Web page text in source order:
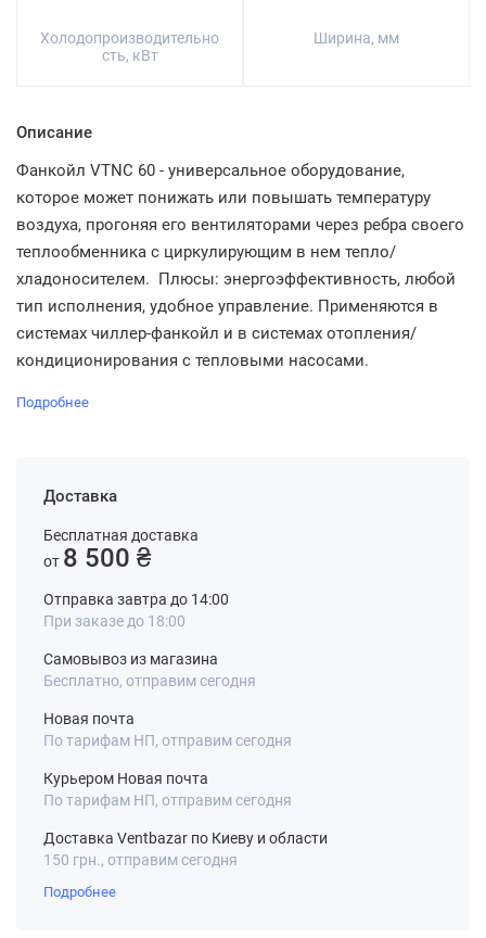
Холодопроизводительно
сть, кВт
Ширина, мм
Описание
Фанкойл VTNC 60 - универсальное оборудование,
которое может понижать или повышать температуру
воздуха, прогоняя его вентиляторами через ребра своего
теплообменника с циркулирующим в нем тепло/
хладоносителем. Плюсы: энергоэффективность, любой
тип исполнения, удобное управление. Применяются в
системах чиллер-фанкойл и в системах отопления/
кондиционирования с тепловыми насосами.
Подробнее
Доставка
Бесплатная доставка
от 8 500 ₴
Отправка завтра до 14:00
При заказе до 18:00
Самовывоз из магазина
Бесплатно, отправим сегодня
Новая почта
По тарифам НП, отправим сегодня
Курьером Новая почта
По тарифам НП, отправим сегодня
Доставка Ventbazar по Киеву и области
150 грн., отправим сегодня
Подробнее